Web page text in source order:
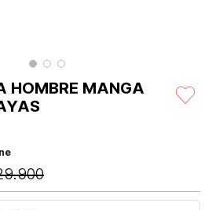
HOMBRE MANGA
.900